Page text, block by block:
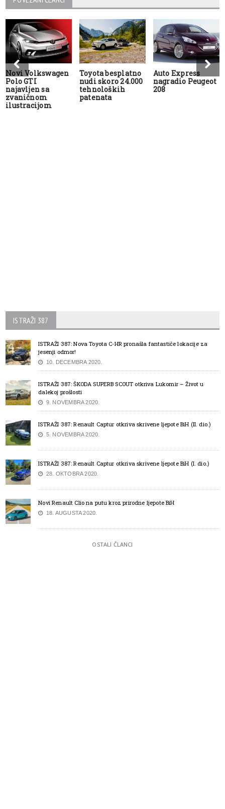
Novi Volkswagen
Polo GTI
najavljen sa
zvaničnom
ilustracijom
Toyota besplatno
nudi skoro 24.000
tehnoloških
patenata
Auto Express
nagradio Peugeot
208
ISTRAŽI 387
ISTRAŽI 387: Nova Toyota C-HR pronašla fantastiče lokacije za
jesenji odmor!
10. DECEMBRA 2020.
ISTRAŽI 387: ŠKODA SUPERB SCOUT otkriva Lukomir – Život u
dalekoj prošlosti
9. NOVEMBRA 2020.
ISTRAŽI 387: Renault Captur otkriva skrivene ljepote BiH (II. dio.)
5. NOVEMBRA 2020.
ISTRAŽI 387: Renault Captur otkriva skrivene ljepote BiH (I. dio.)
28. OKTOBRA 2020.
Novi Renault Clio na putu kroz prirodne ljepote BiH
18. AUGUSTA 2020.
OSTALI ČLANCI